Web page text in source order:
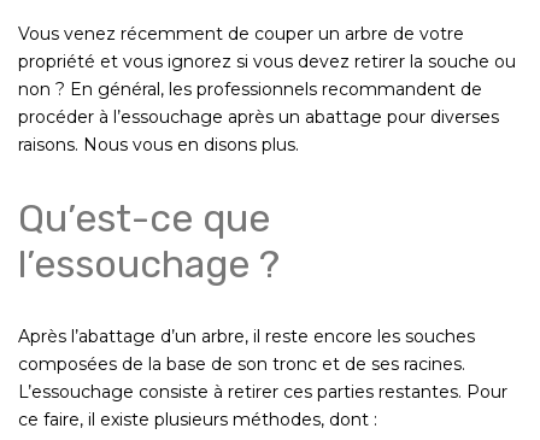
Vous venez récemment de couper un arbre de votre
propriété et vous ignorez si vous devez retirer la souche ou
non ? En général, les professionnels recommandent de
procéder à l’essouchage après un abattage pour diverses
raisons. Nous vous en disons plus.
Qu’est-ce que
l’essouchage ?
Après l’abattage d’un arbre, il reste encore les souches
composées de la base de son tronc et de ses racines.
L’essouchage consiste à retirer ces parties restantes. Pour
ce faire, il existe plusieurs méthodes, dont :